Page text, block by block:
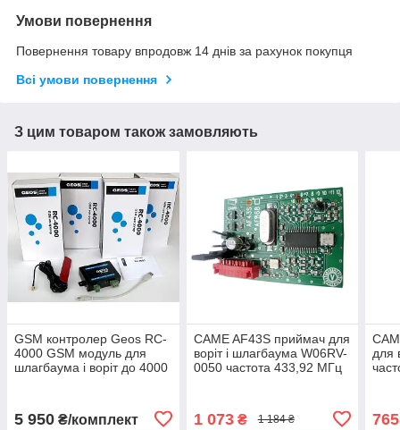
Умови повернення
Повернення товару впродовж 14 днів за рахунок покупця
Всі умови повернення
З цим товаром також замовляють
GSM контролер Geos RC-
4000 GSM модуль для
шлагбаума і воріт до 4000
5 950 ₴/комплект
CAME AF43S приймач для
воріт і шлагбаума W06RV-
0050 частота 433,92 МГц
1 073₴ 1 184 ₴
для
765